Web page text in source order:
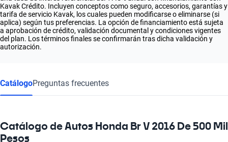
Kavak Crédito. Incluyen conceptos como seguro, accesorios, garantías y
tarifa de servicio Kavak, los cuales pueden modificarse o eliminarse (si
aplica) según tus preferencias. La opción de financiamiento está sujeta
a aprobación de crédito, validación documental y condiciones vigentes
del plan. Los términos finales se confirmarán tras dicha validación y
autorización.
CatálogoPreguntas frecuentes
Catálogo de Autos Honda Br V 2016 De 500 Mil
Pesos